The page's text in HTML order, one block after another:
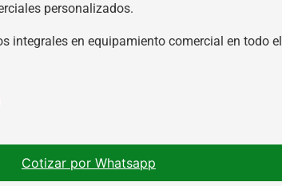
personalizados.
integrales en equipamiento comercial en todo el
Cotizar por Whatsapp